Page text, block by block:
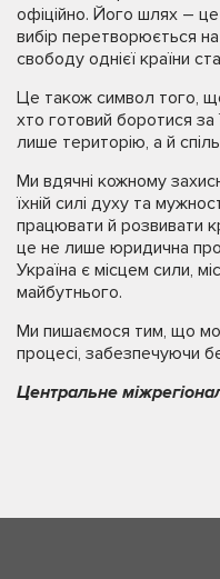
офіційно. Його шлях –
вибір перетворюється
свободу однієї країни
Це також символ того,
хто готовий боротися за
лише територію, а й
Ми вдячні кожному
їхній силі духу та
працювати й розвивати
це не лише юридична
Україна є місцем сили,
майбутнього.
Ми пишаємося тим, що
процесі, забезпечуючи
Центральне